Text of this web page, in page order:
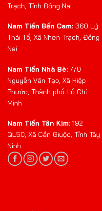
Trạch, Tỉnh Đồng Nai
Nam Tiến Bến Cam: 360 Lý
Thái Tổ, Xã Nhơn Trạch, Đồng
Nai
Nam Tiến Nhà Bè: 770
Nguyễn Văn Tạo, Xã Hiệp
Phước, Thành phố Hồ Chí
Minh
Nam Tiến Tân Kim: 192
QL50, Xã Cần Giuộc, Tỉnh Tây
Ninh